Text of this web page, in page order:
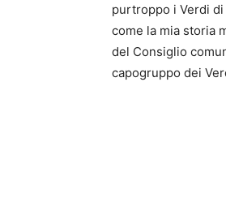
purtroppo i Verdi di
come la mia storia
del Consiglio
capogruppo dei